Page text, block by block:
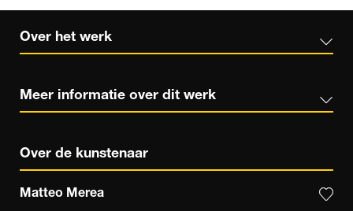
Over het werk
Meer informatie over dit werk
Over de kunstenaar
Matteo Merea